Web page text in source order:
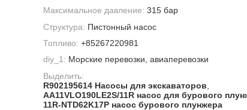
Максимальное давление: 315 бар
Структура: Пистонный насос
Топливо: +85267220981
diy_1: Морские перевозки, авиаперевозки
Выделить:
R902195614 Насосы для экскаваторов
AA11VLO190LE2S/11R насос для бурового
11R-NTD62K17P насос бурового плунжера